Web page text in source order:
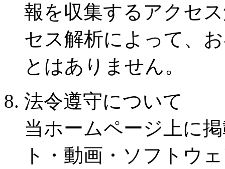
報を収集するアクセ
セス解析によって、
とはありません。
8. 法令遵守について
当ホームページ上に
ト・動画・ソフトウ